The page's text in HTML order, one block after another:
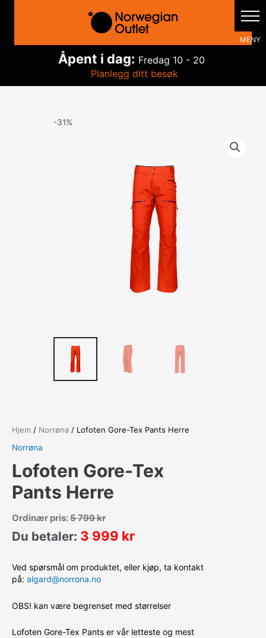
innholdet
Åpent i dag: Fredag 10 - 20
Planlegg ditt besøk
-31%
Hjem / Norrøna / Lofoten Gore-Tex Pants Herre
Norrøna
Lofoten Gore-Tex
Pants Herre
Ordinær pris:5 799kr
Du betaler: 3 999 kr
Ved spørsmål om produktet, eller kjøp, ta kontakt
på: algard@norrona.no
OBS! kan være begrenset med størrelser
Lofoten Gore-Tex Pants er vår letteste og mest